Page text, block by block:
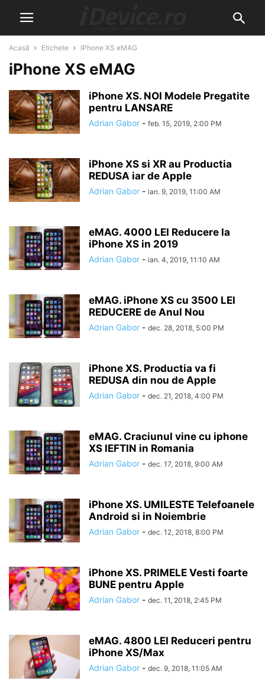
Acasă Etichete IPhone XS eMAG
iPhone XS eMAG
iPhone XS. NOI Modele Pregatite
pentru LANSARE
Adrian Gabor - feb. 15, 2019, 2:00 PM
iPhone XS si XR au Productia
REDUSA iar de Apple
Adrian Gabor - ian. 9, 2019, 11:00 AM
eMAG. 4000 LEI Reducere la
iPhone XS in 2019
Adrian Gabor - ian. 4, 2019, 11:10 AM
eMAG. iPhone XS cu 3500 LEI
REDUCERE de Anul Nou
Adrian Gabor - dec. 28, 2018, 5:00 PM
iPhone XS. Productia va fi
REDUSA din nou de Apple
Adrian Gabor - dec. 21, 2018, 4:00 PM
eMAG. Craciunul vine cu iphone
XS IEFTIN in Romania
Adrian Gabor - dec. 17, 2018, 9:00 AM
iPhone XS. UMILESTE Telefoanele
Android si in Noiembrie
Adrian Gabor - dec. 12, 2018, 8:00 PM
iPhone XS. PRIMELE Vesti foarte
BUNE pentru Apple
Adrian Gabor - dec. 11, 2018, 2:45 PM
eMAG. 4800 LEI Reduceri pentru
iPhone XS/Max
Adrian Gabor - dec. 9, 2018, 11:05 AM